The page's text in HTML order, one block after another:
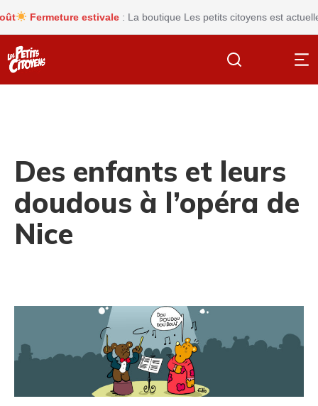
Fermeture estivale: La boutique Les petits citoyens est
Des enfants et leurs
doudous à l’opéra de
Nice